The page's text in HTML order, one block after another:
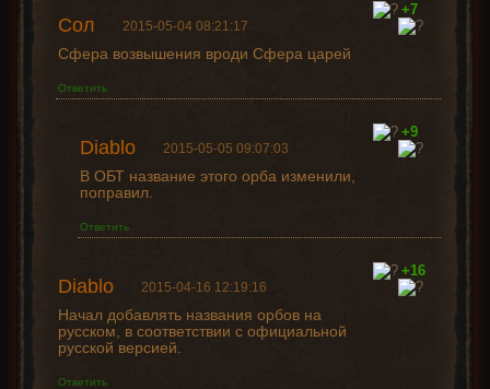
Сол 2015-05-04 08:21:17
Сфера возвышения вроди Сфера царей
Ответить
+7
Diablo 2015-05-05 09:07:03
В ОБТ название этого орба изменили,
поправил.
Ответить
+9
Diablo 2015-04-16 12:19:16
Начал добавлять названия орбов на
русском, в соответствии с официальной
русской версией.
Ответить
+16